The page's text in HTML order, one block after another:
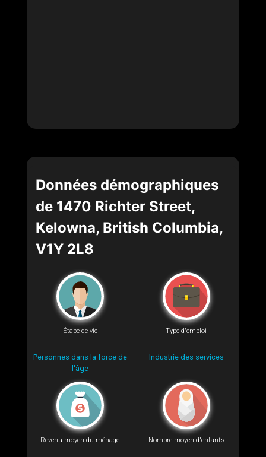
Données démographiques
de 1470 Richter Street,
Kelowna, British Columbia,
V1Y 2L8
Étape de vie
Personnes dans la force de
l'âge
Type d'emploi
Industrie des services
Revenu moyen du ménage Nombre moyen d'enfants